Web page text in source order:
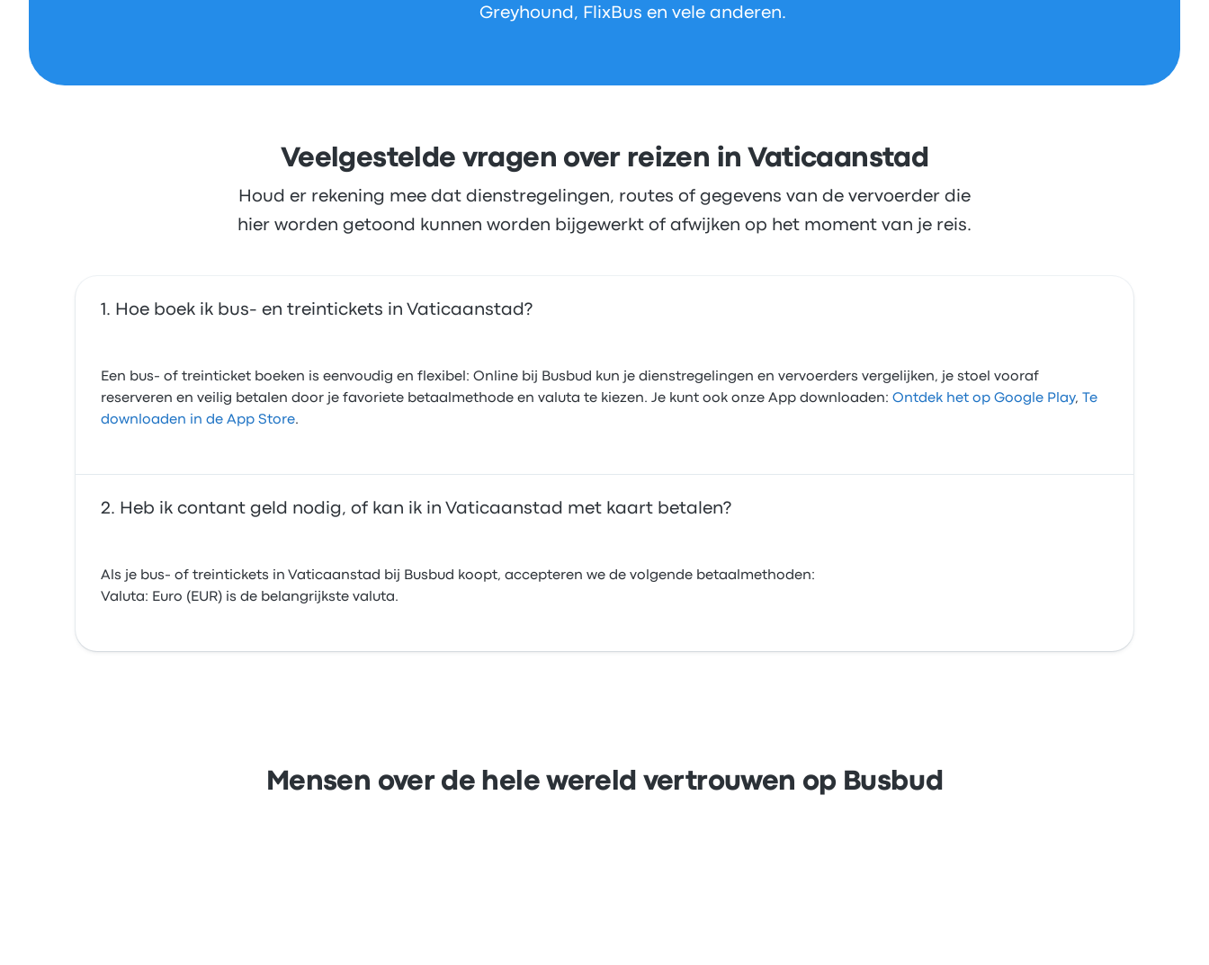
Greyhound, FlixBus en vele anderen.
Veelgestelde vragen over reizen in Vaticaanstad
Houd er rekening mee dat dienstregelingen, routes of gegevens van de vervoerder die
hier worden getoond kunnen worden bijgewerkt of afwijken op het moment van je reis.
Hoe boek ik bus- en treintickets in Vaticaanstad?
Een bus- of treinticket boeken is eenvoudig en flexibel: Online bij Busbud kun je dienstregelingen en vervoerders vergelijken, je stoel vooraf
reserveren en veilig betalen door je favoriete betaalmethode en valuta te kiezen. Je kunt ook onze App downloaden: Ontdek het op Google Play,
Te
downloaden in de App Store.
Heb ik contant geld nodig, of kan ik in Vaticaanstad met kaart betalen?
Als je bus- of treintickets in Vaticaanstad bij Busbud koopt, accepteren we de volgende betaalmethoden:
Valuta: Euro (EUR) is de belangrijkste valuta.
Mensen over de hele wereld vertrouwen op Busbud